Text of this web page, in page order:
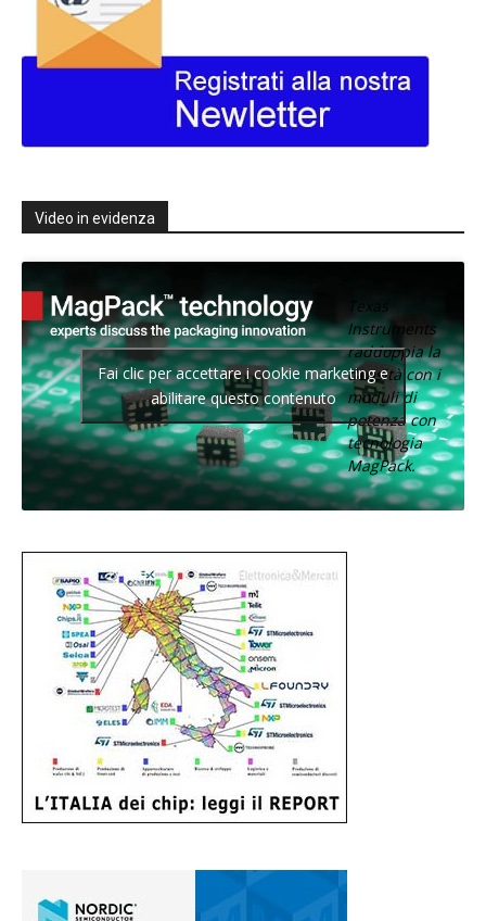
Video in evidenza
Texas
Instruments
raddoppia la
densità con i
moduli di
potenza con
tecnologia
MagPack.
Fai clic per accettare i cookie marketing e
abilitare questo contenuto